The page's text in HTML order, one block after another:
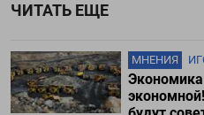
ЧИТАТЬ ЕЩЕ
МНЕНИЯ